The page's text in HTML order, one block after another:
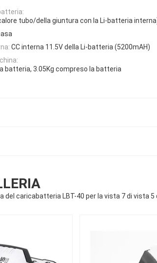
tubo/della giuntura con la Li-batteria
CC interna 11.5V della Li-batteria (5200mAH)
batteria, 3.05Kg compreso la batteria
caricabatteria LBT-40 per la vista 7 di vista 5